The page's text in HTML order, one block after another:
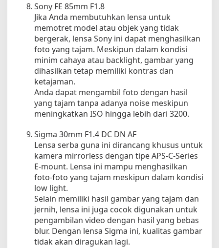
Sony FE 85mm F1.8
Jika Anda membutuhkan lensa untuk
memotret model atau objek yang tidak
bergerak, lensa Sony ini dapat menghasilkan
foto yang tajam. Meskipun dalam kondisi
minim cahaya atau backlight, gambar yang
dihasilkan tetap memiliki kontras dan
ketajaman.
Anda dapat mengambil foto dengan hasil
yang tajam tanpa adanya noise meskipun
meningkatkan ISO hingga lebih dari 3200.
Sigma 30mm F1.4 DC DN AF
Lensa serba guna ini dirancang khusus untuk
kamera mirrorless dengan tipe APS-C-Series
E-mount. Lensa ini mampu menghasilkan
foto-foto yang tajam meskipun dalam kondisi
low light.
Selain memiliki hasil gambar yang tajam dan
jernih, lensa ini juga cocok digunakan untuk
pengambilan video dengan hasil yang bebas
blur. Dengan lensa Sigma ini, kualitas gambar
tidak akan diragukan lagi.